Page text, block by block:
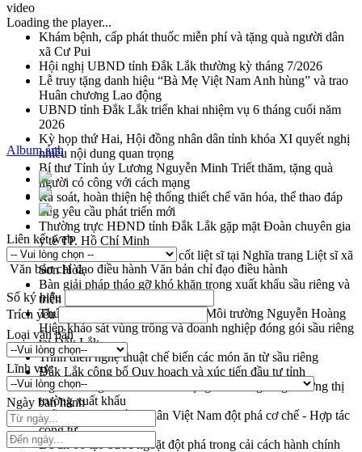
video
Loading the player...
Khám bệnh, cấp phát thuốc miễn phí và tặng quà người dân
xã Cư Pui
Hội nghị UBND tỉnh Đắk Lắk thường kỳ tháng 7/2026
Lễ truy tặng danh hiệu “Bà Mẹ Việt Nam Anh hùng” và trao
Huân chương Lao động
UBND tỉnh Đắk Lắk triển khai nhiệm vụ 6 tháng cuối năm
2026
Kỳ họp thứ Hai, Hội đồng nhân dân tỉnh khóa XI quyết nghị
nhiều nội dung quan trọng
Bí thư Tỉnh ủy Lương Nguyễn Minh Triết thăm, tặng quà
người có công với cách mạng
Rà soát, hoàn thiện hệ thống thiết chế văn hóa, thể thao đáp
ứng yêu cầu phát triển mới
Thường trực HĐND tỉnh Đắk Lắk gặp mặt Đoàn chuyên gia
y tế TP. Hồ Chí Minh
Lễ truy điệu và an táng hài cốt liệt sĩ tại Nghĩa trang Liệt sĩ xã
Sơn Hòa
Bàn giải pháp tháo gỡ khó khăn trong xuất khẩu sầu riêng và
triển khai quy định EUDR
Thứ trưởng Bộ Nông nghiệp và Môi trường Nguyễn Hoàng
Hiệp khảo sát vùng trồng và doanh nghiệp đóng gói sầu riêng
tại Đắk Lắk
Trình diễn nghệ thuật chế biến các món ăn từ sầu riêng
Đắk Lắk công bố Quy hoạch và xúc tiến đầu tư tỉnh
Ngành cá ngừ Đắk Lắk chủ động thích ứng để giữ vững thị
trường xuất khẩu
Diễn đàn Kinh tế tư nhân Việt Nam đột phá cơ chế - Hợp tác
công tư
Đề án 06 tạo bước ngoặt đột phá trong cải cách hành chính
Album ảnh
Liên kết web
Văn bản chỉ đạo điều hành Văn bản chỉ đạo điều hành
Số ký hiệu
Trích yếu
Loại văn bản
Lĩnh vực
Ngày ban hành